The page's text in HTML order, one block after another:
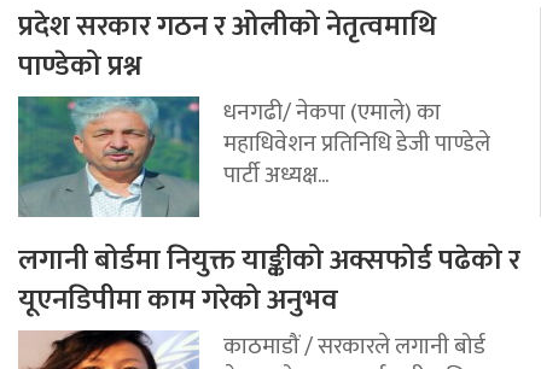
प्रदेश सरकार गठन र ओलीको नेतृत्वमाथि
पाण्डेको प्रश्न
धनगढी/ नेकपा (एमाले) का
महाधिवेशन प्रतिनिधि डेजी पाण्डेले
पार्टी अध्यक्ष...
लगानी बोर्डमा नियुक्त याङ्कीको अक्सफोर्ड पढेको र
यूएनडिपीमा काम गरेको अनुभव
काठमाडौं / सरकारले लगानी बोर्ड